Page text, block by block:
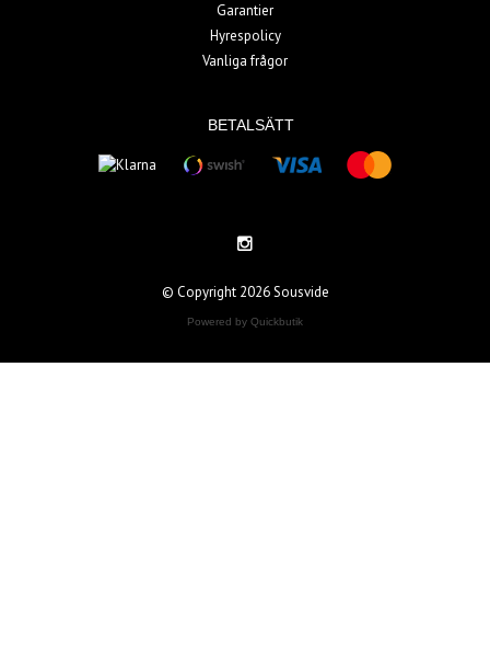
Garantier
Hyrespolicy
Vanliga frågor
BETALSÄTT
© Copyright 2026 Sousvide
Powered by Quickbutik